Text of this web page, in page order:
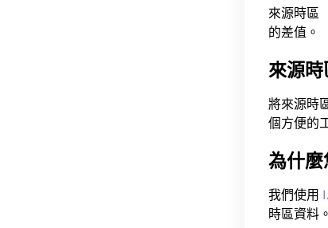
來源時區
的差值。
來源
將來源時
個方便的
為什麼
我們使用
時區資料。